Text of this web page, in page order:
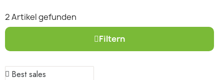
2 Artikel gefunden
Filtern